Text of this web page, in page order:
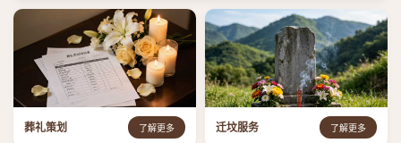
葬礼策划 了解更多 迁坟服务 了解更多